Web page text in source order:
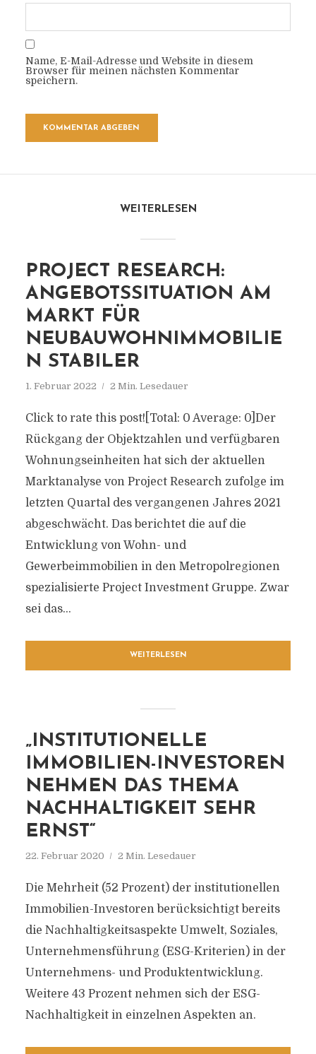
Name, E-Mail-Adresse und Website in diesem
Browser für meinen nächsten Kommentar
speichern.
WEITERLESEN
PROJECT RESEARCH:
ANGEBOTSSITUATION AM
MARKT FÜR
NEUBAUWOHNIMMOBILIE
N STABILER
1. Februar 2022 2 Min. Lesedauer
Click to rate this post![Total: 0 Average: 0]Der
Rückgang der Objektzahlen und verfügbaren
Wohnungseinheiten hat sich der aktuellen
Marktanalyse von Project Research zufolge im
letzten Quartal des vergangenen Jahres 2021
abgeschwächt. Das berichtet die auf die
Entwicklung von Wohn- und
Gewerbeimmobilien in den Metropolregionen
spezialisierte Project Investment Gruppe. Zwar
sei das...
WEITERLESEN
„INSTITUTIONELLE
IMMOBILIEN-INVESTOREN
NEHMEN DAS THEMA
NACHHALTIGKEIT SEHR
ERNST“
22. Februar 2020 2 Min. Lesedauer
Die Mehrheit (52 Prozent) der institutionellen
Immobilien-Investoren berücksichtigt bereits
die Nachhaltigkeitsaspekte Umwelt, Soziales,
Unternehmensführung (ESG-Kriterien) in der
Unternehmens- und Produktentwicklung.
Weitere 43 Prozent nehmen sich der ESG-
Nachhaltigkeit in einzelnen Aspekten an.